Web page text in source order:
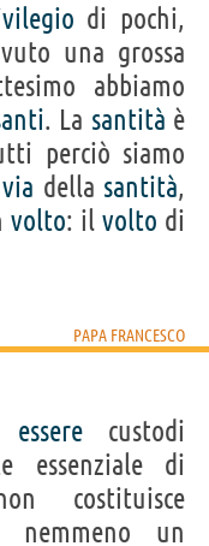
di pochi,
una grossa
abbiamo
. La santità è
perciò siamo
via della santità,
volto: il volto di
PAPA FRANCESCO
essere custodi
essenziale di
costituisce
un